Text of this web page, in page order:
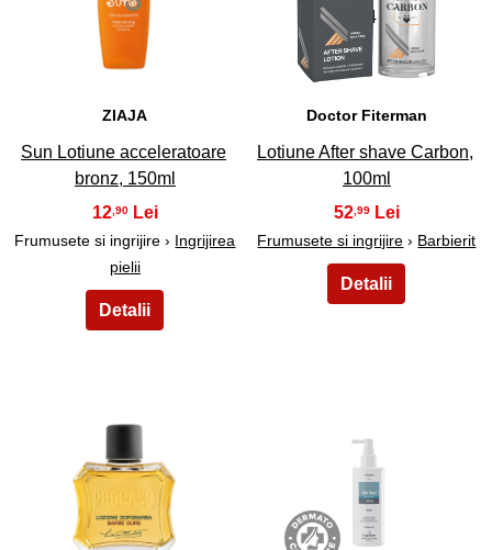
43
ZIAJA
Sun Lotiune acceleratoare
bronz, 150ml
12 ,90
Frumusete si ingrijire › Ingrijirea
pielii
44
Doctor Fiterman
Lotiune After shave Carbon,
100ml
52 ,99
Frumusete si ingrijire › Barbierit
45 46